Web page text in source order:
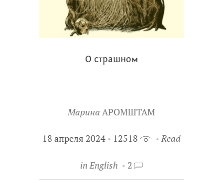
О страшном
Марина АРОМШТАМ
18 апреля 2024 12518 Read
in English 2